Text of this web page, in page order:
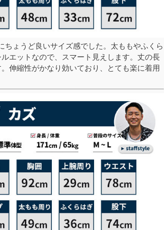
ちょうど良いサイズ感でした。太ももやふくら
エットなので、スマート見えします。丈の長
伸縮性がかなり効いており、とても楽に着用